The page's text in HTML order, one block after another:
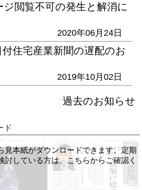
ジ閲覧不可の発生と解消に
2020年06月24日
住宅産業新聞の遅配のお
2019年10月02日
過去のお知らせ
ド
見本紙がダウンロードできます。定期
討している方は、こちらからご確認く